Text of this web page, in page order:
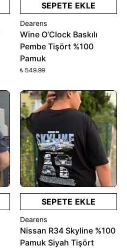
SEPETE EKLE
Dearens
Wine O’Clock Baskılı
Pembe Tişört %100
Pamuk
₺ 549.99
SEPETE EKLE
Dearens
Nissan R34 Skyline %100
Pamuk Siyah Tişört